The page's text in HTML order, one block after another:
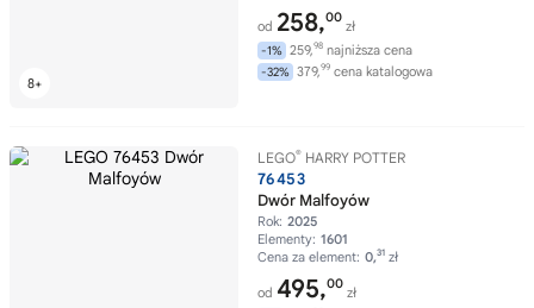
od 258,00
zł
-1% 259,98 najniższa cena
-32% 379,99 cena katalogowa
LEGO® HARRY POTTER
76453
Dwór Malfoyów
Rok: 2025
Elementy: 1601
Cena za element: 0,31 zł
od 495,00
zł